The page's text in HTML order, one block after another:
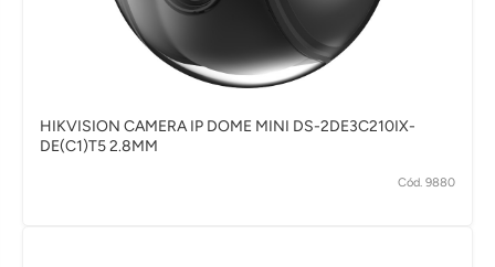
HIKVISION CAMERA IP DOME MINI DS-2DE3C210IX-
DE(C1)T5 2.8MM
Cód. 9880